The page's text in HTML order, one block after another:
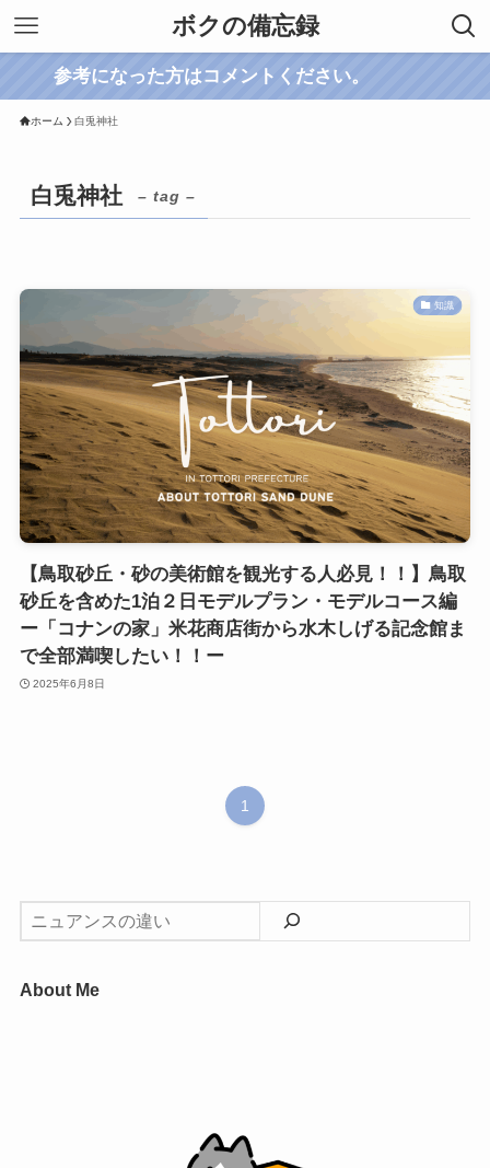
ボクの備忘録
参考になった方はコメントください。
ホーム 白兎神社
白兎神社 – tag –
知識
【鳥取砂丘・砂の美術館を観光する人必見！！】鳥取
砂丘を含めた1泊２日モデルプラン・モデルコース編
ー「コナンの家」米花商店街から水木しげる記念館ま
で全部満喫したい！！ー
2025年6月8日
1
About Me